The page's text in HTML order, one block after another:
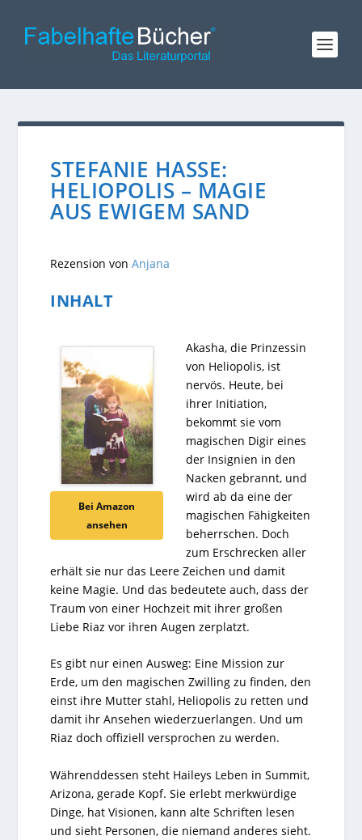
STEFANIE HASSE:
HELIOPOLIS – MAGIE
AUS EWIGEM SAND
Rezension vonAnjana
INHALT
Bei Amazon
ansehen
Akasha, die Prinzessin
von Heliopolis, ist
nervös. Heute, bei
ihrer Initiation,
bekommt sie vom
magischen Digir eines
der Insignien in den
Nacken gebrannt, und
wird ab da eine der
magischen Fähigkeiten
beherrschen. Doch
zum Erschrecken aller
erhält sie nur das Leere Zeichen und damit
keine Magie. Und das bedeutete auch, dass der
Traum von einer Hochzeit mit ihrer großen
Liebe Riaz vor ihren Augen zerplatzt.
Es gibt nur einen Ausweg: Eine Mission zur
Erde, um den magischen Zwilling zu finden, den
einst ihre Mutter stahl, Heliopolis zu retten und
damit ihr Ansehen wiederzuerlangen. Und um
Riaz doch offiziell versprochen zu werden.
Währenddessen steht Haileys Leben in Summit,
Arizona, gerade Kopf. Sie erlebt merkwürdige
Dinge, hat Visionen, kann alte Schriften lesen
und sieht Personen, die niemand anderes sieht.